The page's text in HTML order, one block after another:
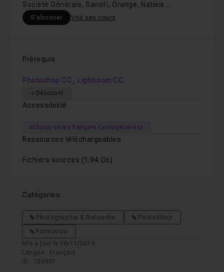
Société Générale, Sanofi, Orange, Natixis…
S'abonner Voir ses cours
Prérequis
Photoshop CC , Lightroom CC
Débutant
Accessibilité
Sous-titres français (autogénérés)
Ressources téléchargeables
Fichiers sources (1.94 Go)
Catégories
Photographie & Retouche
Photoshop
Formation
Mis à jour le 06/11/2019
Langue : Français
ID : 106951